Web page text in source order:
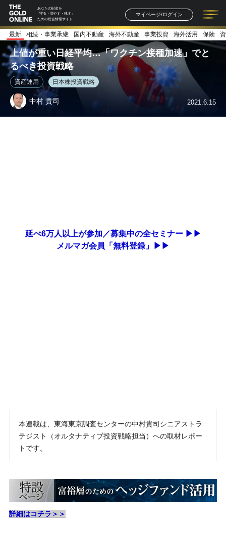
あなたの財産を
「守る・増やす・残す」
ための総合情報サイト
マイページ/ログイン
記事一覧 連載一覧
著者一覧 書籍一覧
最新 相続・事業承継 国内不動産 海外不動産 事業投資 海外活用 保険
上値が重い日経平均…「ワクチン接種加速」でと
るべき投資戦略
資産運用 日本株投資戦略
中村 貴司 2021.6.15
延べ6万人以上が参加／募集中の全セミナー ▶▶
メルマガ会員「無料登録」▶▶
本連載は、東海東京調査センターの中村貴司シニアストラ
テジスト（オルタナティブ投資戦略担当）への取材レポー
トです。
詳細はコチラ＞＞